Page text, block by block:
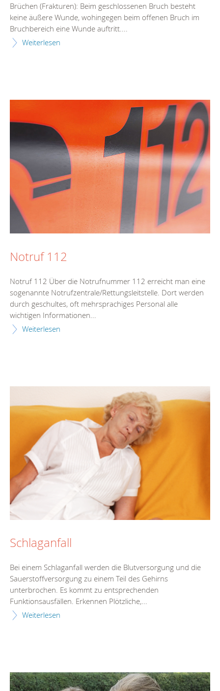
Brüchen (Frakturen): Beim geschlossenen Bruch besteht
keine äußere Wunde, wohingegen beim offenen Bruch im
Bruchbereich eine Wunde auftritt....
Weiterlesen
Notruf 112
Notruf 112 Über die Notrufnummer 112 erreicht man eine
sogenannte Notrufzentrale/Rettungsleitstelle. Dort werden
durch geschultes, oft mehrsprachiges Personal alle
wichtigen Informationen...
Weiterlesen
Schlaganfall
Bei einem Schlaganfall werden die Blutversorgung und die
Sauerstoffversorgung zu einem Teil des Gehirns
unterbrochen. Es kommt zu entsprechenden
Funktionsausfällen. Erkennen Plötzliche,...
Weiterlesen